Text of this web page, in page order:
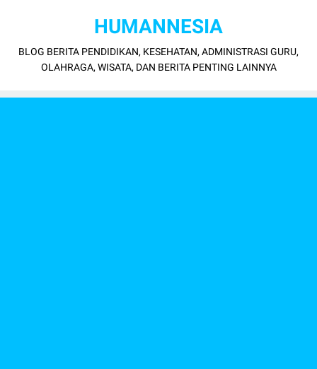
HUMANNESIA
BLOG BERITA PENDIDIKAN, KESEHATAN, ADMINISTRASI GURU,
OLAHRAGA, WISATA, DAN BERITA PENTING LAINNYA